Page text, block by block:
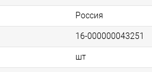
Россия
16-000000043251
шт